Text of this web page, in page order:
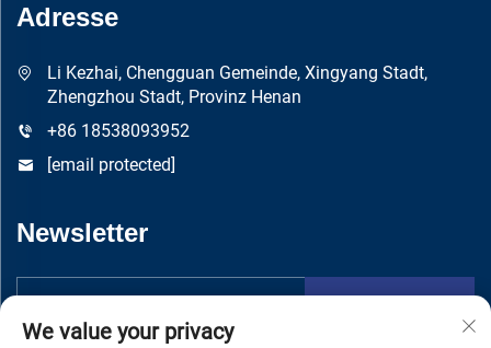
Adresse
Li Kezhai, Chengguan Gemeinde, Xingyang Stadt,
Zhengzhou Stadt, Provinz Henan
+86 18538093952
[email protected]
Newsletter
We value your privacy